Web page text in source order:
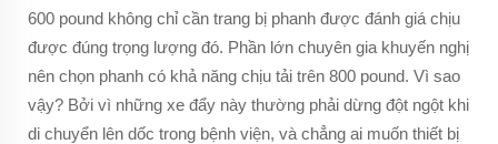
600 pound không chỉ cần trang bị phanh được đánh giá chịu
được đúng trọng lượng đó. Phần lớn chuyên gia khuyến nghị
nên chọn phanh có khả năng chịu tải trên 800 pound. Vì sao
vậy? Bởi vì những xe đẩy này thường phải dừng đột ngột khi
di chuyển lên dốc trong bệnh viện, và chẳng ai muốn thiết bị